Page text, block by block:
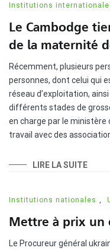
Institutions
Le Cambodge
de la maternité
Récemment, plusieurs
personnes, dont celui qui
réseau d’exploitation,
différents stades de
en charge par le ministère
travail avec des
LIRE LA SUITE
Institutions nationales
Mettre à prix un
Le Procureur général